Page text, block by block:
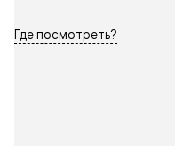
Где посмотреть?